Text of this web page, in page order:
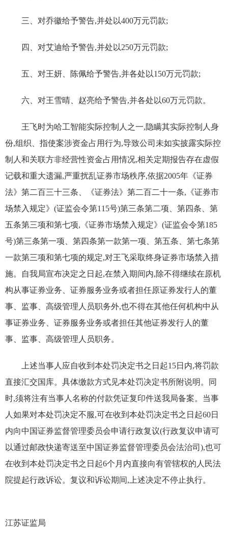
三、对乔徽给予警告,并处以400万元罚款;
四、对艾迪给予警告,并处以250万元罚款;
五、对王妍、陈佩给予警告,并各处以150万元罚款;
六、对王雪晴、赵亮给予警告,并各处以60万元罚款。
王飞时为哈工智能实际控制人之一,隐瞒其实际控制人身
份,组织、指使案涉资金占用行为,导致公司未如实披露实际控
制人和关联方非经营性资金占用情况,相关定期报告存在虚假
记载和重大遗漏,严重扰乱证券市场秩序,依据2005年《证券
法》第二百三十三条、《证券法》第二百二十一条,《证券市
场禁入规定》(证监会令第115号)第三条第二项、第四条、第
五条第三项和第七项,《证券市场禁入规定》(证监会令第185
号)第三条第一项、第四条第一款第一项、第五条、第七条第
一款第三项和第七项的规定,对王飞采取终身证券市场禁入措
施。自我局宣布决定之日起,在禁入期间内,除不得继续在原机
构从事证券业务、证券服务业务或者担任原证券发行人的董
事、监事、高级管理人员职务外,也不得在其他任何机构中从
事证券业务、证券服务业务或者担任其他证券发行人的董
事、监事、高级管理人员职务。
上述当事人应自收到本处罚决定书之日起15日内,将罚款
直接汇交国库。具体缴款方式见本处罚决定书所附说明。同
时,须将注有当事人名称的付款凭证复印件送我局备案。当事
人如果对本处罚决定不服,可在收到本处罚决定书之日起60日
内向中国证券监督管理委员会申请行政复议(行政复议申请可
以通过邮政快递寄送至中国证券监督管理委员会法治司),也可
在收到本处罚决定书之日起6个月内直接向有管辖权的人民法
院提起行政诉讼。复议和诉讼期间,上述决定不停止执行。
江苏证监局